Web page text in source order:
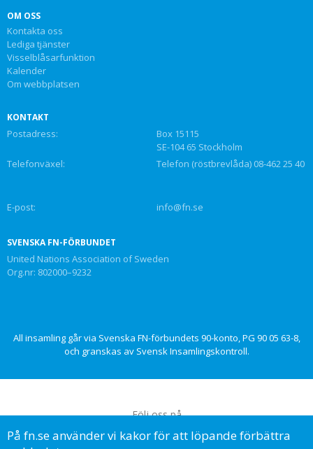
OM OSS
Kontakta oss
Lediga tjänster
Visselblåsarfunktion
Kalender
Om webbplatsen
KONTAKT
Postadress:
Box 15115
SE-104 65 Stockholm
Telefonväxel:
Telefon (röstbrevlåda) 08-462 25 40
E-post: info@fn.se
SVENSKA FN-FÖRBUNDET
United Nations Association of Sweden
Org.nr: 802000–9232
All insamling går via Svenska FN-förbundets 90-konto, PG 90 05 63-8,
och granskas av Svensk Insamlingskontroll.
Följ oss på
På fn.se använder vi kakor för att löpande förbättra